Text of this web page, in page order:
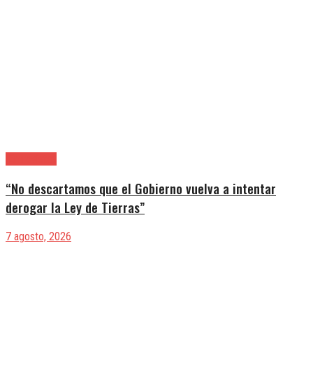
“No descartamos que el Gobierno vuelva a intentar
derogar la Ley de Tierras”
7 agosto, 2026